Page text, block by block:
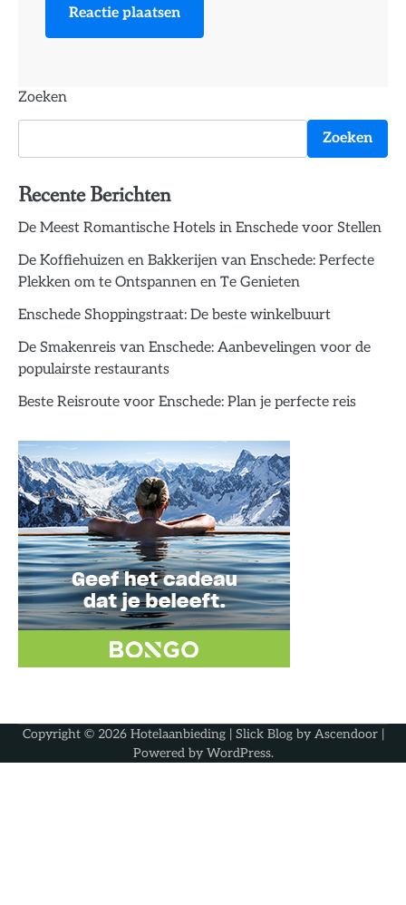
Zoeken
Zoeken
Recente Berichten
De Meest Romantische Hotels in Enschede voor Stellen
De Koffiehuizen en Bakkerijen van Enschede: Perfecte
Plekken om te Ontspannen en Te Genieten
Enschede Shoppingstraat: De beste winkelbuurt
De Smakenreis van Enschede: Aanbevelingen voor de
populairste restaurants
Beste Reisroute voor Enschede: Plan je perfecte reis
Copyright © 2026 Hotelaanbieding| Slick Blog by Ascendoor|
Powered by WordPress.